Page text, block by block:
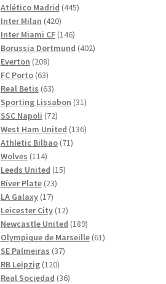
produkter
Atlético Madrid 445445
Inter Milan 420420
produkter
Inter Miami CF 146146
produkter
Borussia Dortmund 402402
Everton 208208
produkter
FC Porto 6363
produkter
Real Betis 6363
produkter
Sporting Lissabon 3131
SSC Napoli 7272
produkter
West Ham United 136136
Athletic Bilbao 7171
Wolves 114114
produkter
Leeds United 1515
River Plate 2323
LA Galaxy 1717
produkter
Leicester City 1212
produkter
Newcastle United 189189
produkter
Olympique de Marseille 6161
SE Palmeiras 3737
RB Leipzig 120120
produkter
Real Sociedad 3636